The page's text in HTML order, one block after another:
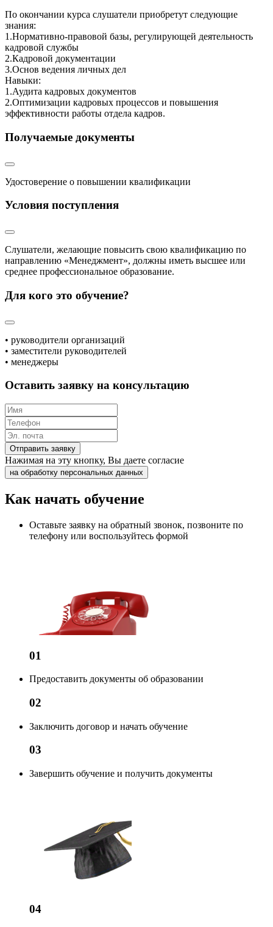
По окончании курса слушатели приобретут следующие
знания:
1.Нормативно-правовой базы, регулирующей деятельность
кадровой службы
2.Кадровой документации
3.Основ ведения личных дел
Навыки:
1.Аудита кадровых документов
2.Оптимизации кадровых процессов и повышения
эффективности работы отдела кадров.
Получаемые документы
Удостоверение о повышении квалификации
Условия поступления
Слушатели, желающие повысить свою квалификацию по
направлению «Менеджмент», должны иметь высшее или
среднее профессиональное образование.
Для кого это обучение?
• руководители организаций
• заместители руководителей
• менеджеры
Оставить заявку на консультацию
Отправить заявку
Нажимая на эту кнопку, Вы даете согласие
на обработку персональных данных
Как начать обучение
Оставьте заявку на обратный звонок, позвоните по
телефону или воспользуйтесь формой
01
Предоставить документы об образовании
02
Заключить договор и начать обучение
03
Завершить обучение и получить документы
04